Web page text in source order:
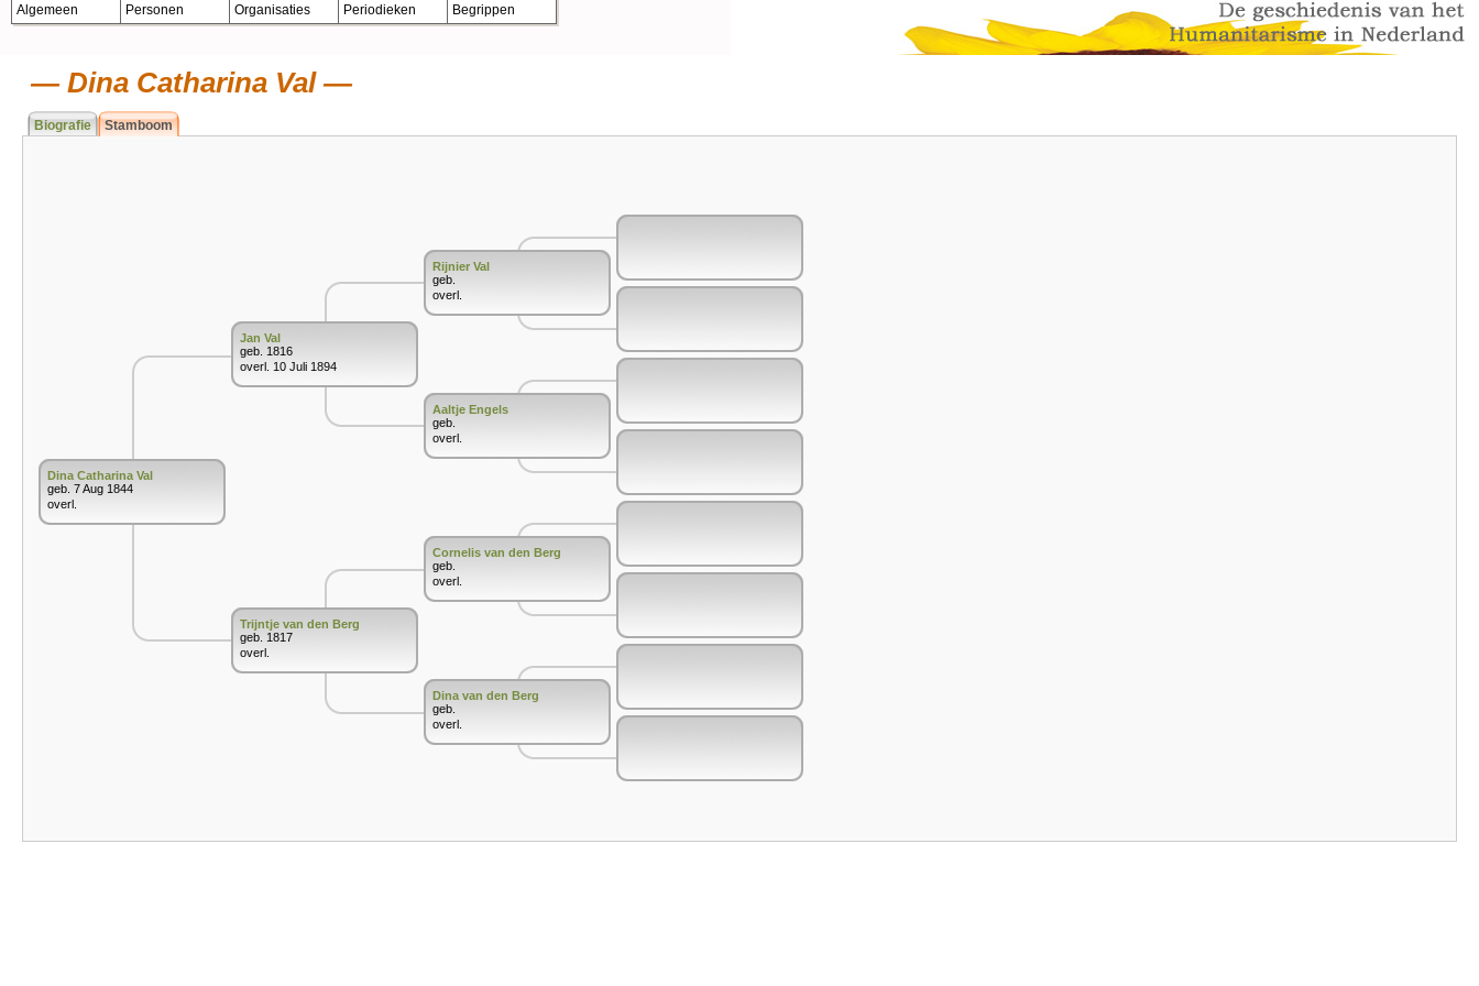
Algemeen Personen Organisaties Periodieken Begrippen
Dina Catharina Val
Biografie Stamboom
Dina Catharina Val
geb. 7 Aug 1844
overl.
Jan Val
geb. 1816
overl. 10 Juli 1894
Trijntje van den Berg
geb. 1817
overl.
Rijnier Val
geb.
overl.
Aaltje Engels
geb.
overl.
Cornelis van den Berg
geb.
overl.
Dina van den Berg
geb.
overl.